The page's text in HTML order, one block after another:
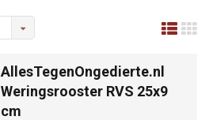
AllesTegenOngedierte.nl
Weringsrooster RVS 25x9
cm